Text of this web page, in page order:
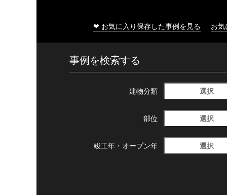
❤ お気に入り保存した事例を見る お
事例を検索する
建物分類 選択
部位 選択
竣工年・ オープン年 選択